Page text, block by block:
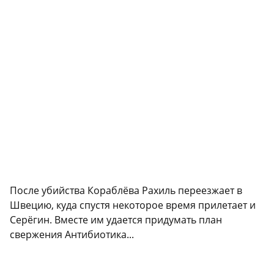
После убийства Кораблёва Рахиль переезжает в
Швецию, куда спустя некоторое время прилетает и
Серёгин. Вместе им удается придумать план
свержения Антибиотика...